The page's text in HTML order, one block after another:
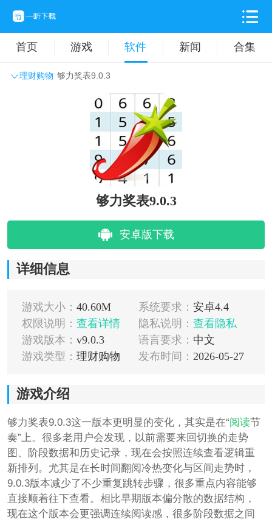
首页 游戏 软件 新闻 合集
理财购物 够力奖表9.0.3
主题壁纸 旅游出行
拍摄美化 时尚购物
够力奖表9.0.3
安卓版下载
详细信息
游戏大小： 40.60M 系统要求： 安卓4.4
权限说明： 查看详情 隐私说明： 查看隐私
游戏版本： v9.0.3 语言要求： 中文
游戏类型： 理财购物 发布时间： 2026-05-27
游戏介绍
够力奖表9.0.3这一版本更明显的变化，其实是在“阅读节
奏”上。很多老用户会发现，以前需要来回切换的走势
图、阶段数据和历史记录，现在会按照连续查看逻辑重
新排列。尤其是在长时间翻阅冷热变化与区间走势时，
9.0.3版本减少了不少重复跳转步骤，很多重点内容能够
直接顺着往下查看。相比早期版本偏分散的数据结构，
现在这个版本会更强调连续阅读感，很多阶段数据之间